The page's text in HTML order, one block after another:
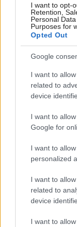
I want to opt-
Retention,
Personal
Purposes for
Opted Out
Google
I want to
related to
device
I want to
Google for
I want to
personalized
I want to
related to
device
I want to
Smrekovcový
Apartmány